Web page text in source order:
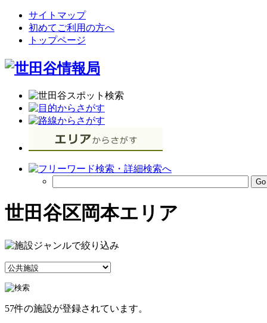
サイトマップ
初めてご利用の方へ
トップページ
世田谷区岡本エリア
57件の施設が登録されています。